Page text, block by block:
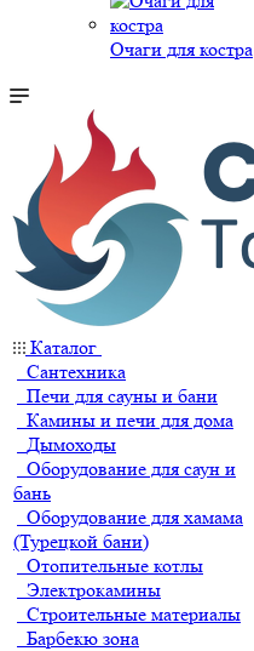
Очаги для костра
Каталог
Сантехника
Печи для сауны и бани
Камины и печи для дома
Дымоходы
Оборудование для саун и
бань
Оборудование для хамама
(Турецкой бани)
Отопительные котлы
Электрокамины
Строительные материалы
Барбекю зона